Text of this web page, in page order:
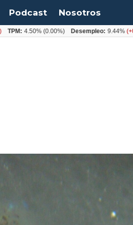
Podcast Nosotros
4.50%(0.00%) Desempleo: 9.44%(+0.33 pts)